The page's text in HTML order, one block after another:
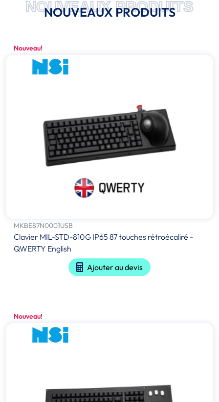
NOUVEAUX PRODUITS
NOUVEAUX PRODUITS
Nouveau!
MKBE87N0001USB
Clavier MIL-STD-810G IP65 87 touches rétroécaliré -
QWERTY English
Ajouter au devis
Nouveau!